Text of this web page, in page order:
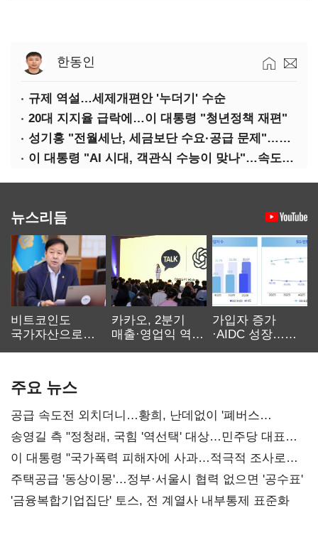
한동인
규제 역설…세제개편안 '누더기' 수순
20대 지지율 급락에…이 대통령 "청년정책 재편"
성기홍 "전월세난, 세금보단 수요·공급 문제"…닥공 시사
이 대통령 "AI 시대, 객관식 수능이 맞나"…속도전 '경계'
뉴스리듬
비트코인도
국가자산으로…'
카카오, 2분기
매출·영업익 역대
가입자 증가
·AIDC 성장…
주요 뉴스
공급 속도전 외치더니…황희, 난데없이 '폐버스
리모델링' 제안
송영길 측 "정청래, 국힘 '역선택' 대상…민주당 대표로
총선 지휘 못해"
이 대통령 "국가폭력 피해자에 사과…적극적 조사로
진실 밝혀야"
주택공급 '동상이몽'…정부·서울시 협력 없으면 '공수표'
'금융복합기업집단' 토스, 전 계열사 내부통제 표준화